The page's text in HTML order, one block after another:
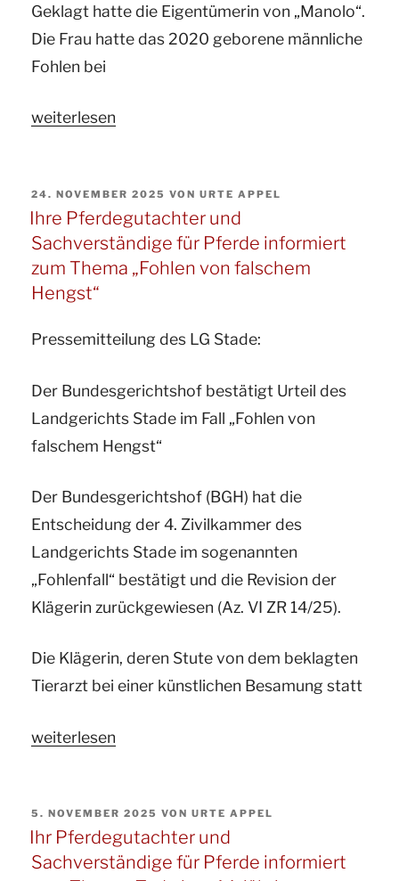
keine
Tiergefahr“
Geklagt hatte die Eigentümerin von „Manolo“.
Die Frau hatte das 2020 geborene männliche
Fohlen bei
„Ihr
Sachverständige
ö.b.v.
für
Pferde
zum
Verkehrssicherungspflichten
und
Haftung
Betreibers
eines
Offenstalls“
weiterlesen
VERÖFFENTLICHT
AM
24. NOVEMBER 2025 VONURTE APPEL
Ihre Pferdegutachter und
Sachverständige für Pferde informiert
zum Thema „Fohlen von falschem
Hengst“
Pressemitteilung des LG Stade:
Der Bundesgerichtshof bestätigt Urteil des
Landgerichts Stade im Fall „Fohlen von
falschem Hengst“
Der Bundesgerichtshof (BGH) hat die
Entscheidung der 4. Zivilkammer des
Landgerichts Stade im sogenannten
„Fohlenfall“ bestätigt und die Revision der
Klägerin zurückgewiesen (Az. VI ZR 14/25).
Die Klägerin, deren Stute von dem beklagten
Tierarzt bei einer künstlichen Besamung statt
„Ihre
Sachverständige
für
Pferde
weiterlesen
VERÖFFENTLICHT
AM
5. NOVEMBER 2025 VONURTE APPEL
Ihr Pferdegutachter und
Sachverständige für Pferde informiert